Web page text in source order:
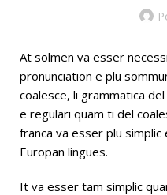
At solmen va esser
pronunciation e plu
coalesce, li grammatica
e regulari quam ti del
franca va esser plu
Europan lingues.
It va esser tam simplic